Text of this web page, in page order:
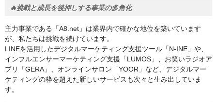
🔥挑戦と成長を後押しする事業の多角化
主力事業である「A8.net」は業界内で確かな地位を築いています
が、私たちは挑戦を続けています。
LINEを活用したデジタルマーケティング支援ツール「N-INE」や、
インフルエンサーマーケティング支援「LUMOS」、お笑いラジオア
プリ「GERA」、オンラインサロン「YOOR」など、デジタルマー
ケティングの枠を超えた新しいサービスも次々と生み出していま
す。